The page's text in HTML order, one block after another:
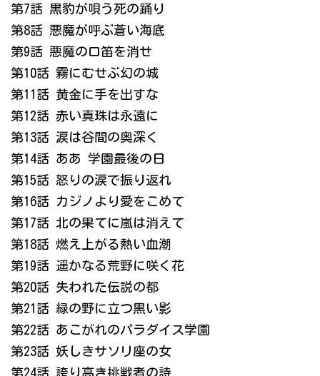
第7話 黒豹が唄う死の踊り
第8話 悪魔が呼ぶ蒼い海底
第9話 悪魔の口笛を消せ
第10話 霧にむせぶ幻の城
第11話 黄金に手を出すな
第12話 赤い真珠は永遠に
第13話 涙は谷間の奥深く
第14話 ああ 学園最後の日
第15話 怒りの涙で振り返れ
第16話 カジノより愛をこめて
第17話 北の果てに嵐は消えて
第18話 燃え上がる熱い血潮
第19話 遥かなる荒野に咲く花
第20話 失われた伝説の都
第21話 緑の野に立つ黒い影
第22話 あこがれのパラダイス学園
第23話 妖しきサソリ座の女
第24話 誇り高き挑戦者の詩